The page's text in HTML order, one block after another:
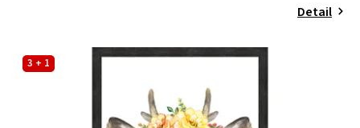
Detail
3 + 1